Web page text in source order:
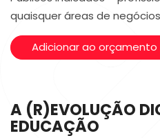
quaisquer áreas de negócios
Adicionar ao orçamento
A (R)EVOLUÇÃO
EDUCAÇÃO